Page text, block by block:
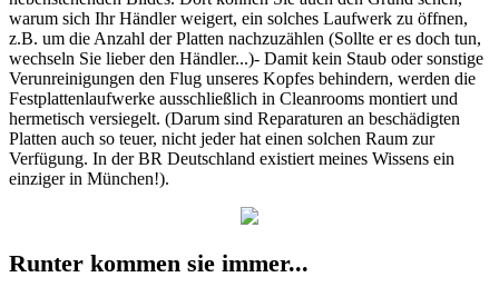
warum sich Ihr Händler weigert, ein solches Laufwerk zu öffnen,
z.B. um die Anzahl der Platten nachzuzählen (Sollte er es doch tun,
wechseln Sie lieber den Händler...)- Damit kein Staub oder sonstige
Verunreinigungen den Flug unseres Kopfes behindern, werden die
Festplattenlaufwerke ausschließlich in Cleanrooms montiert und
hermetisch versiegelt. (Darum sind Reparaturen an beschädigten
Platten auch so teuer, nicht jeder hat einen solchen Raum zur
Verfügung. In der BR Deutschland existiert meines Wissens ein
einziger in München!).
Runter kommen sie immer...